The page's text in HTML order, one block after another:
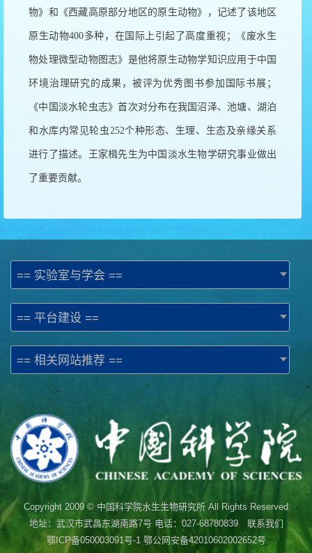
物》和《西藏高原部分地区的原生动物》，记述了该地区
原生动物400多种，在国际上引起了高度重视；《废水生
物处理微型动物图志》是他将原生动物学知识应用于中国
环境治理研究的成果，被评为优秀图书参加国际书展；
《中国淡水轮虫志》首次对分布在我国沼泽、池塘、湖泊
和水库内常见轮虫 252个种形态、生理、生态及亲缘关系
进行了描述。王家楫先生为中国淡水生物学研究事业做出
了重要贡献。
== 实验室与学会 ==
== 平台建设 ==
== 相关网站推荐 ==
Copyright 2009 © 中国科学院水生生物研究所 All Rights Reserved
地址：武汉市武昌东湖南路7号 电话：027-68780839 联系我们
鄂ICP备050003091号-1 鄂公网安备42010602002652号